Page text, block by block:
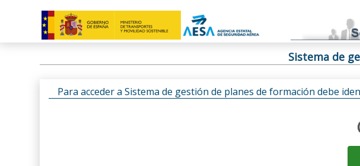
Sistema de
Para acceder a Sistema de gestión de planes de formación debe